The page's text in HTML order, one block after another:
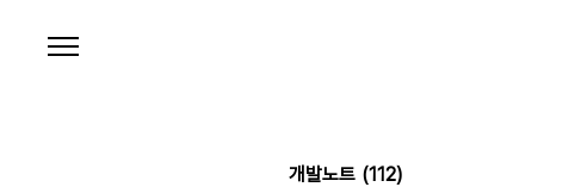
개발노트 (112)